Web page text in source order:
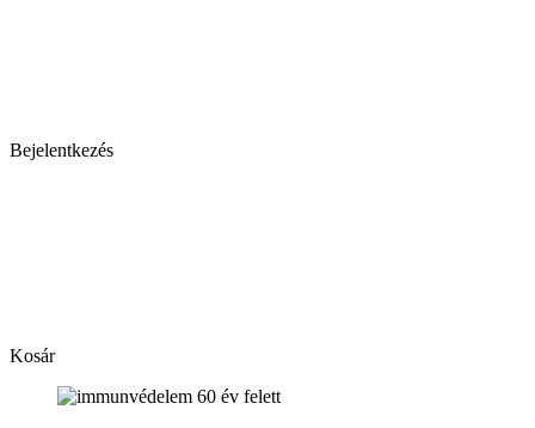
Bejelentkezés
Kosár